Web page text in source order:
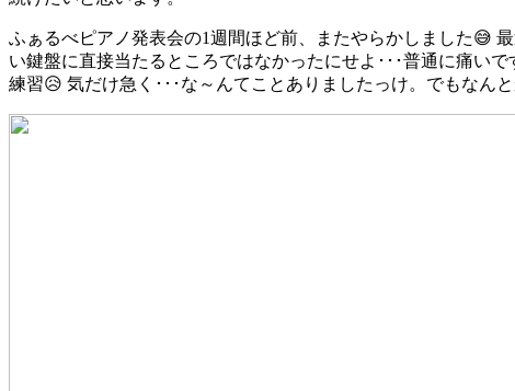
ふぁるべピアノ発表会の1週間ほど前、またやらかしました😅
い鍵盤に直接当たるところではなかったにせよ･･･普通に痛い
練習😥 気だけ急く･･･な～んてことありましたっけ。でもなん